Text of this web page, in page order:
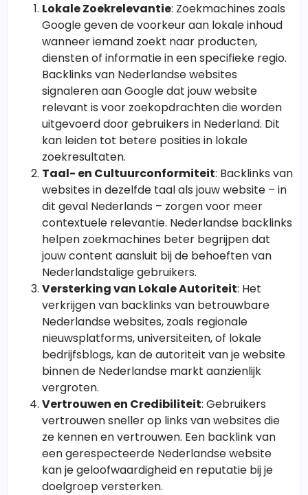
Lokale Zoekrelevantie: Zoekmachines zoals
Google geven de voorkeur aan lokale inhoud
wanneer iemand zoekt naar producten,
diensten of informatie in een specifieke regio.
Backlinks van Nederlandse websites
signaleren aan Google dat jouw website
relevant is voor zoekopdrachten die worden
uitgevoerd door gebruikers in Nederland. Dit
kan leiden tot betere posities in lokale
zoekresultaten.
Taal- en Cultuurconformiteit: Backlinks van
websites in dezelfde taal als jouw website – in
dit geval Nederlands – zorgen voor meer
contextuele relevantie. Nederlandse backlinks
helpen zoekmachines beter begrijpen dat
jouw content aansluit bij de behoeften van
Nederlandstalige gebruikers.
Versterking van Lokale Autoriteit: Het
verkrijgen van backlinks van betrouwbare
Nederlandse websites, zoals regionale
nieuwsplatforms, universiteiten, of lokale
bedrijfsblogs, kan de autoriteit van je website
binnen de Nederlandse markt aanzienlijk
vergroten.
Vertrouwen en Credibiliteit: Gebruikers
vertrouwen sneller op links van websites die
ze kennen en vertrouwen. Een backlink van
een gerespecteerde Nederlandse website
kan je geloofwaardigheid en reputatie bij je
doelgroep versterken.